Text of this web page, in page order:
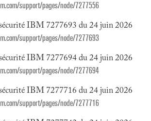
support/pages/node/7277556
IBM 7277693 du 24 juin 2026
support/pages/node/7277693
IBM 7277694 du 24 juin 2026
support/pages/node/7277694
IBM 7277716 du 24 juin 2026
support/pages/node/7277716